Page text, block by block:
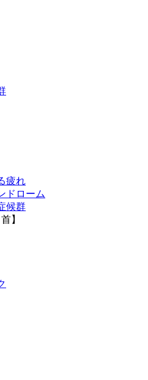
疲れ
ドローム
候群
】